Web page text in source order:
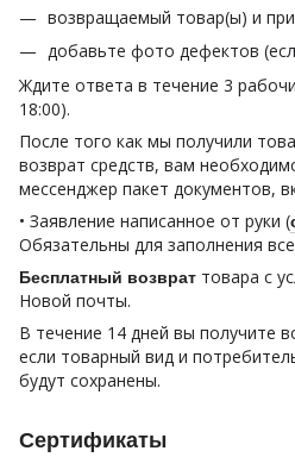
возвращаемый товар(ы) и
добавьте фото дефектов
Ждите ответа в течение 3
18:00).
После того как мы получили
возврат средств, вам
мессенджер пакет документов,
• Заявление написанное от руки (
Обязательны для заполнения
Бесплатный возврат товара с
Новой почты.
В течение 14 дней вы получите
если товарный вид и
будут сохранены.
Сертификаты